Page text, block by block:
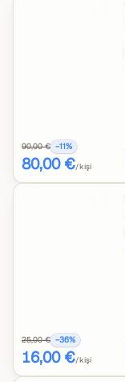
90,00 € −11%
80,00 €/kişi
25,00 € −36%
16,00 €/kişi